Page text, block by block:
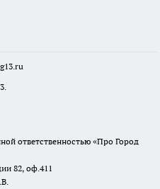
ответственностью «Про Город
82, оф.411